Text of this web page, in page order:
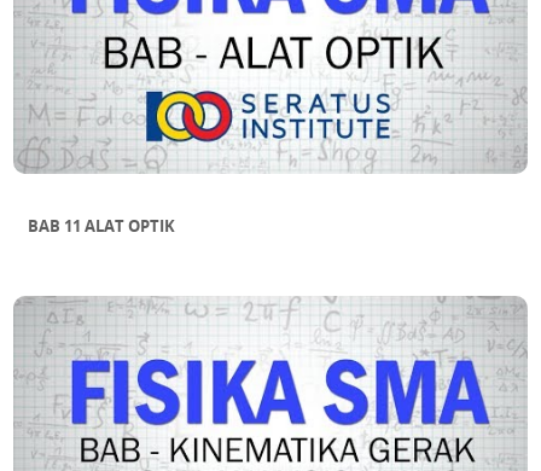
BAB 11 ALAT OPTIK